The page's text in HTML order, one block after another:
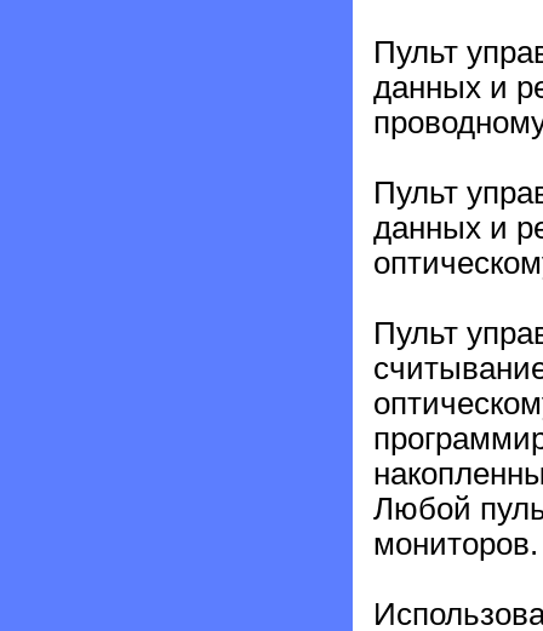
Пульт
данных и
Пульт
данных и
Пульт
Любой
мониторов.